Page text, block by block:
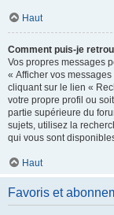
Haut
Comment puis-je
Vos propres messages
« Afficher vos
cliquant sur le lien «
votre propre profil ou
partie supérieure du
sujets, utilisez la
qui vous sont
Haut
Favoris et